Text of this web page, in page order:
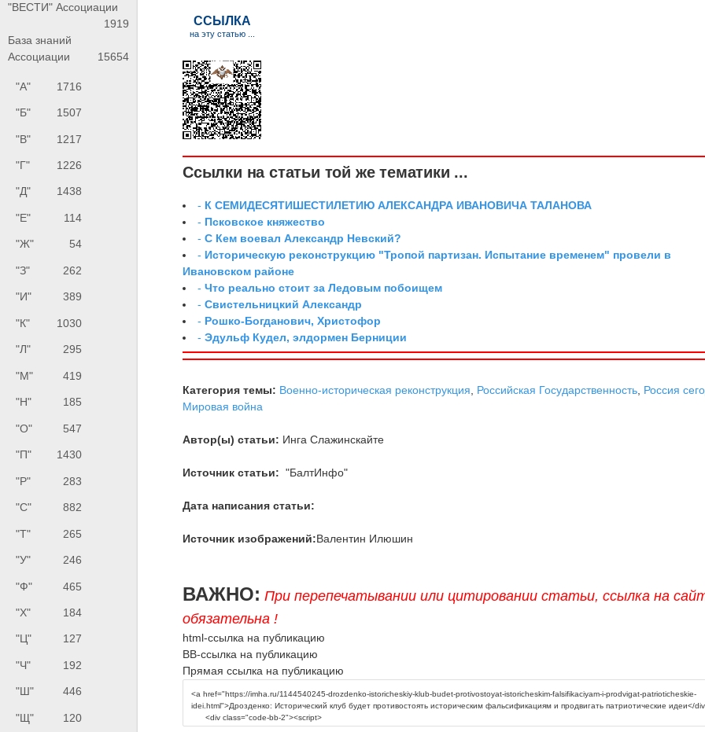
"ВЕСТИ" Ассоциации
1919
База знаний
Ассоциации
15654
"А" 1716
"Б" 1507
"В" 1217
"Г" 1226
"Д" 1438
"Е" 114
"Ж" 54
"З" 262
"И" 389
"К" 1030
"Л" 295
"М" 419
"Н" 185
"О" 547
"П" 1430
"Р" 283
"С" 882
"Т" 265
"У" 246
"Ф" 465
"Х" 184
"Ц" 127
"Ч" 192
"Ш" 446
"Щ" 120
Ссылки на статьи той же тематики ...
- К СЕМИДЕСЯТИШЕСТИЛЕТИЮ АЛЕКСАНДРА ИВАНОВИЧА ТАЛАНОВА
- Псковское княжество
-С Кем воевал Александр Невский?
- Историческую реконструкцию "Тропой партизан. Испытание временем" провели в
Ивановском районе
-Что реально стоит за Ледовым побоищем
-Свистельницкий Александр
- Рошко-Богданович, Христофор
-Эдульф Кудел, элдормен Берниции
Категория темы: Военно-историческая реконструкция Российская Государственность Россия
Мировая война
Автор(ы) статьи: Инга Слажинскайте
Источник статьи: "БалтИнфо"
Дата написания статьи:
Источник изображений:Валентин Илюшин
ВАЖНО: При перепечатывании или цитировании статьи, ссылка на
обязательна !
html-ссылка на публикацию
BB-ссылка на публикацию
Прямая ссылка на публикацию